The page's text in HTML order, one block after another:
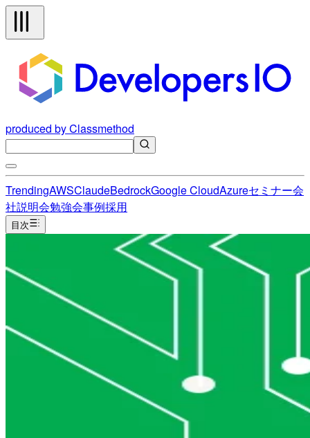
produced by Classmethod
TrendingAWSClaudeBedrockGoogle CloudAzureセミナー会
社説明会勉強会事例採用
目次